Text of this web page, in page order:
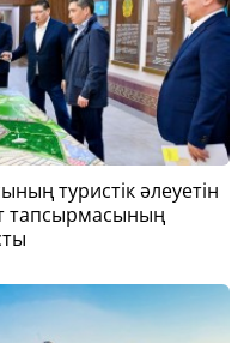
туристік әлеуетін
тапсырмасының